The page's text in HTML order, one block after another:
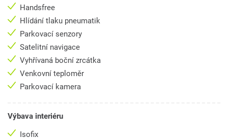
Handsfree
Hlídání tlaku pneumatik
Parkovací senzory
Satelitní navigace
Vyhřívaná boční zrcátka
Venkovní teploměr
Parkovací kamera
Výbava interiéru
Isofix